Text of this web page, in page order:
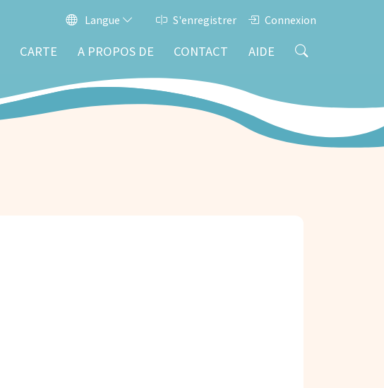
Langue S'enregistrer Connexion
CARTE A PROPOS DE CONTACT AIDE